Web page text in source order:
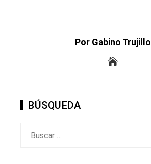
Por Gabino Trujillo
BÚSQUEDA